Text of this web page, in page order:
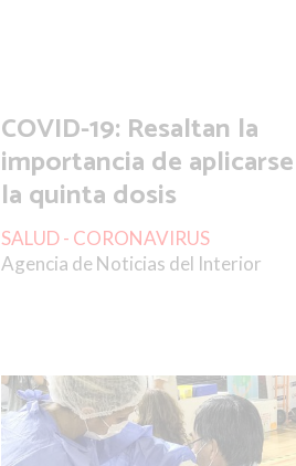
COVID-19: Resaltan la
importancia de aplicarse
la quinta dosis
Agencia de Noticias del Interior
SALUD - CORONAVIRUS